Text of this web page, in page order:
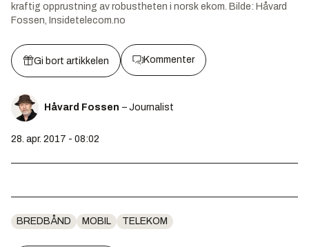
kraftig opprustning av robustheten i norsk ekom. Bilde: Håvard
Fossen, Insidetelecom.no
Gi bort artikkelen Kommenter
Håvard Fossen – Journalist
28. apr. 2017 - 08:02
BREDBÅND MOBIL TELEKOM